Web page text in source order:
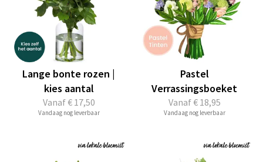
Vanaf€ 17,50
Lange bonte rozen |
kies aantal
Vandaag nog leverbaar
Vanaf€ 18,95
Pastel
Verrassingsboeket
Vandaag nog leverbaar